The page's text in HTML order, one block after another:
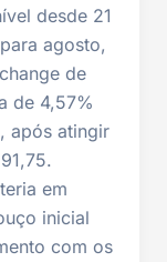
desde 21
agosto,
de
de 4,57%
após atingir
em
inicial
com os